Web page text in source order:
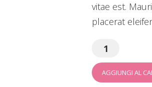
vitae est.
placerat
AGGIUNGI AL